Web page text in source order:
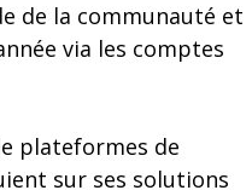
de la communauté et
via les comptes
plateformes de
sur ses solutions